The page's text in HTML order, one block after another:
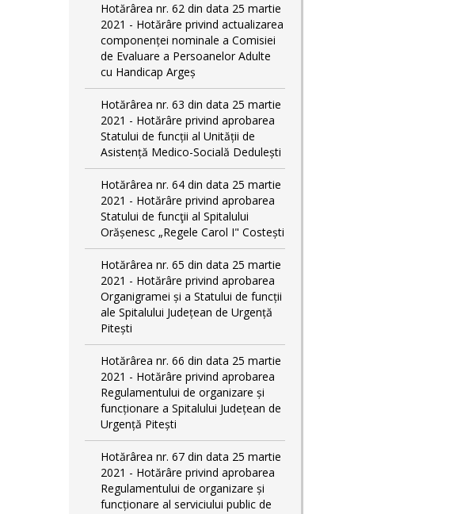
Hotărârea nr. 62 din data 25 martie
2021 - Hotărâre privind actualizarea
componenței nominale a Comisiei
de Evaluare a Persoanelor Adulte
cu Handicap Argeș
Hotărârea nr. 63 din data 25 martie
2021 - Hotărâre privind aprobarea
Statului de funcții al Unității de
Asistență Medico-Socială Dedulești
Hotărârea nr. 64 din data 25 martie
2021 - Hotărâre privind aprobarea
Statului de funcţii al Spitalului
Orășenesc „Regele Carol I" Costești
Hotărârea nr. 65 din data 25 martie
2021 - Hotărâre privind aprobarea
Organigramei și a Statului de funcții
ale Spitalului Județean de Urgență
Pitești
Hotărârea nr. 66 din data 25 martie
2021 - Hotărâre privind aprobarea
Regulamentului de organizare și
funcționare a Spitalului Județean de
Urgență Pitești
Hotărârea nr. 67 din data 25 martie
2021 - Hotărâre privind aprobarea
Regulamentului de organizare și
funcționare al serviciului public de